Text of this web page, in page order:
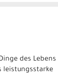
des
leistungsstarke